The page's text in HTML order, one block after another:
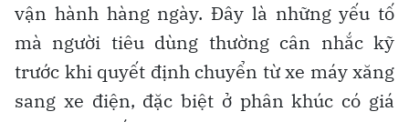
vận hành hàng ngày. Đây là những yếu tố
mà người tiêu dùng thường cân nhắc kỹ
trước khi quyết định chuyển từ xe máy xăng
sang xe điện, đặc biệt ở phân khúc có giá